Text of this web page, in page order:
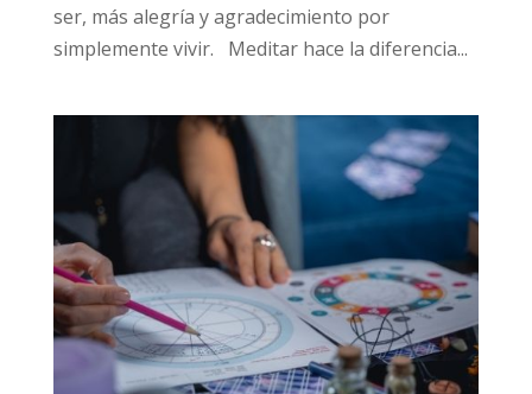
ser, más alegría y agradecimiento por
simplemente vivir. Meditar hace la diferencia...